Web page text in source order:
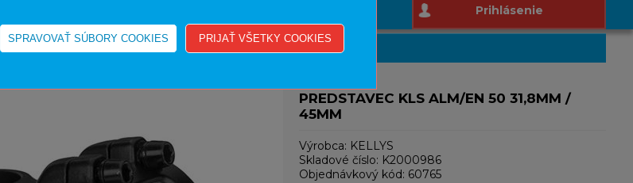
Prihlásenie
PREDSTAVEC KLS ALM/EN 50 31,8MM /
45MM
Výrobca: KELLYS
Skladové číslo: K2000986
Objednávkový kód: 60765